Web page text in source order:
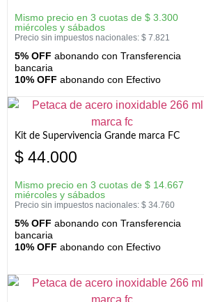
Mismo precio en 3 cuotas de $ 3.300
miércoles y sábados
Precio sin impuestos nacionales: $ 7.821
5% OFF abonando con Transferencia
bancaria
10% OFF abonando con Efectivo
Kit de Supervivencia Grande marca FC
$ 44.000
Mismo precio en 3 cuotas de $ 14.667
miércoles y sábados
Precio sin impuestos nacionales: $ 34.760
5% OFF abonando con Transferencia
bancaria
10% OFF abonando con Efectivo